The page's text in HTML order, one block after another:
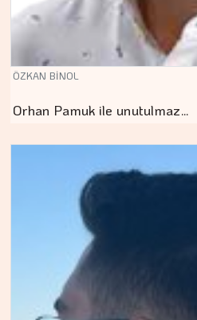
ÖZKAN BİNOL
Orhan Pamuk ile unutulmaz…